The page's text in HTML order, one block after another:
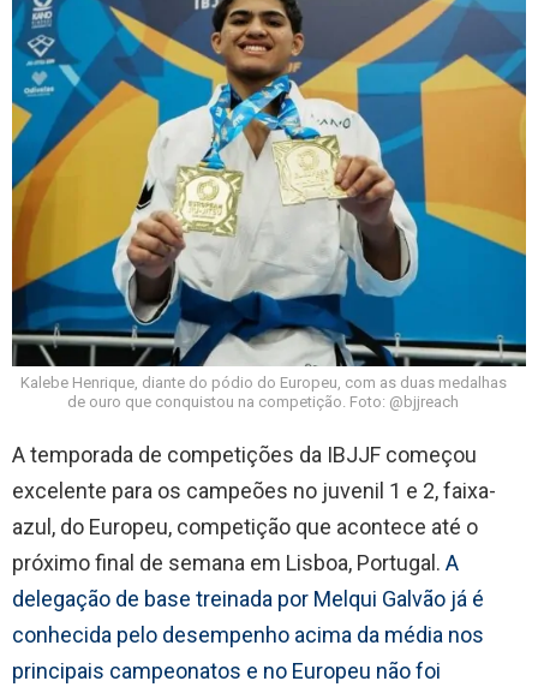
Kalebe Henrique, diante do pódio do Europeu, com as duas medalhas
de ouro que conquistou na competição. Foto: @bjjreach
A temporada de competições da IBJJF começou
excelente para os campeões no juvenil 1 e 2, faixa-
azul, do Europeu, competição que acontece até o
próximo final de semana em Lisboa, Portugal. A
delegação de base treinada por Melqui Galvão já é
conhecida pelo desempenho acima da média nos
principais campeonatos e no Europeu não foi